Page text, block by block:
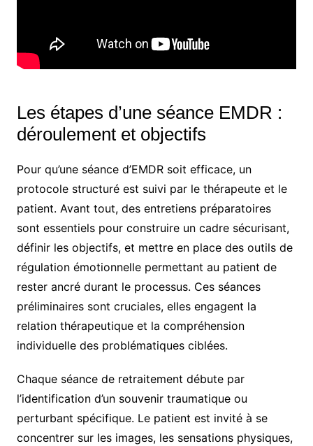
Les étapes d’une séance EMDR :
déroulement et objectifs
Pour qu’une séance d’EMDR soit efficace, un
protocole structuré est suivi par le thérapeute et le
patient. Avant tout, des entretiens préparatoires
sont essentiels pour construire un cadre sécurisant,
définir les objectifs, et mettre en place des outils de
régulation émotionnelle permettant au patient de
rester ancré durant le processus. Ces séances
préliminaires sont cruciales, elles engagent la
relation thérapeutique et la compréhension
individuelle des problématiques ciblées.
Chaque séance de retraitement débute par
l’identification d’un souvenir traumatique ou
perturbant spécifique. Le patient est invité à se
concentrer sur les images, les sensations physiques,